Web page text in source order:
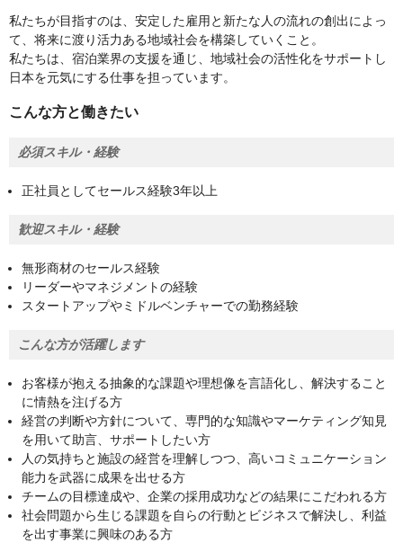
私たちが目指すのは、安定した雇用と新たな人の流れの創出によっ
て、将来に渡り活力ある地域社会を構築していくこと。
私たちは、宿泊業界の支援を通じ、地域社会の活性化をサポートし
日本を元気にする仕事を担っています。
こんな方と働きたい
必須スキル・経験
正社員としてセールス経験3年以上
歓迎スキル・経験
無形商材のセールス経験
リーダーやマネジメントの経験
スタートアップやミドルベンチャーでの勤務経験
こんな方が活躍します
お客様が抱える抽象的な課題や理想像を言語化し、解決すること
に情熱を注げる方
経営の判断や方針について、専門的な知識やマーケティング知見
を用いて助言、サポートしたい方
人の気持ちと施設の経営を理解しつつ、高いコミュニケーション
能力を武器に成果を出せる方
チームの目標達成や、企業の採用成功などの結果にこだわれる方
社会問題から生じる課題を自らの行動とビジネスで解決し、利益
を出す事業に興味のある方